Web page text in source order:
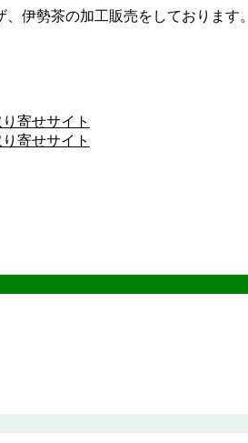
伊勢茶の加工販売をしております。